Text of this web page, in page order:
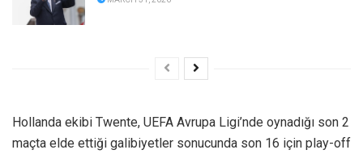
Hollanda ekibi Twente, UEFA Avrupa Ligi’nde oynadığı son 2
maçta elde ettiği galibiyetler sonucunda son 16 için play-off